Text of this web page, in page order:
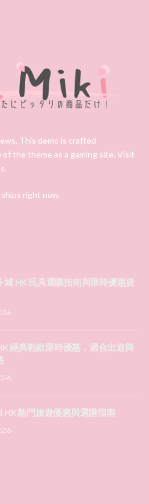
This demo is crafted
the theme as a gaming site. Visit
right now.
城 HK 玩具選購指南與限時優惠資
經典鞋款限時優惠，適合出遊與
HK 熱門旅遊優惠與選購指南